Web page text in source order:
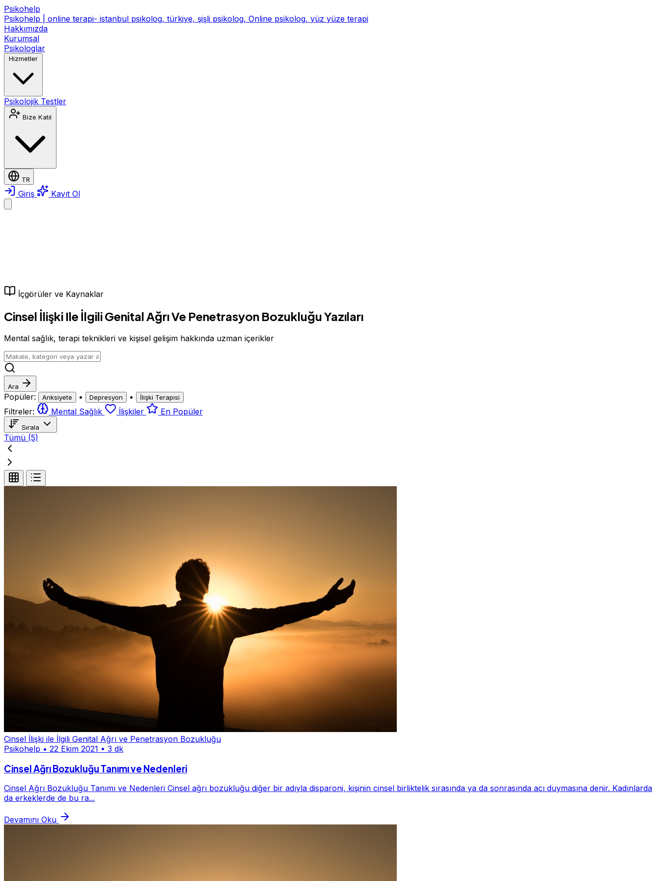
Psikohelp
Psikohelp | online terapi- istanbul psikolog, türkiye, şişli psikolog, Online psikolog, yüz yüze terapi
Hakkımızda
Kurumsal
Psikologlar
Hizmetler
Psikolojik Testler
Bize Katıl
TR
Giriş Kayıt Ol
İçgörüler ve Kaynaklar
Cinsel İlişki Ile İlgili Genital Ağrı Ve Penetrasyon Bozukluğu Yazıları
Mental sağlık, terapi teknikleri ve kişisel gelişim hakkında uzman içerikler
Ara
Popüler: Anksiyete • Depresyon • İlişki Terapisi
Filtreler: Mental Sağlık İlişkiler En Popüler
Sırala
Tümü (5)
Cinsel İlişki ile İlgili Genital Ağrı ve Penetrasyon Bozukluğu
Psikohelp • 22 Ekim 2021 • 3 dk
Cinsel Ağrı Bozukluğu Tanımı ve Nedenleri
Cinsel Ağrı Bozukluğu Tanımı ve Nedenleri Cinsel ağrı bozukluğu diğer bir adıyla disparoni, kişinin cinsel birliktelik sırasında ya da sonrasında acı duymasına denir. Kadınlarda
da erkeklerde de bu ra...
Devamını Oku